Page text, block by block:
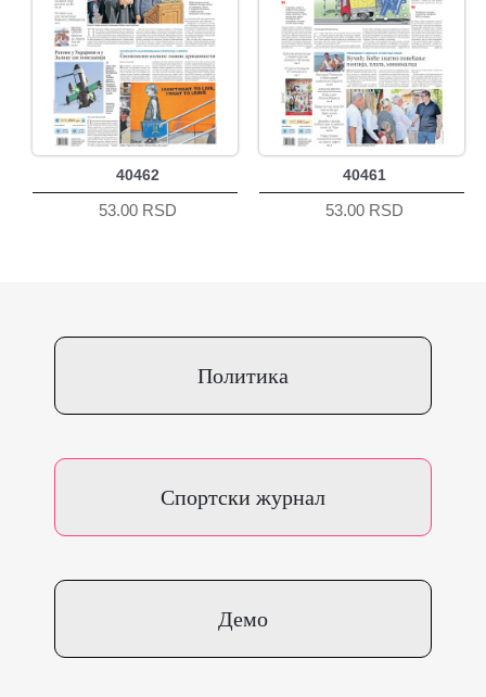
40462
53.00 RSD
40461
53.00 RSD
Политика
Спортски журнал
Демо